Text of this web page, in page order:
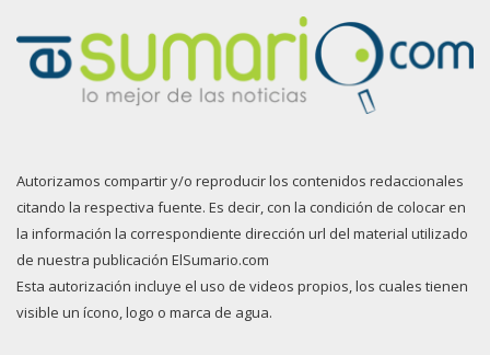
Autorizamos compartir y/o reproducir los contenidos redaccionales
citando la respectiva fuente. Es decir, con la condición de colocar en
la información la correspondiente dirección url del material utilizado
de nuestra publicación ElSumario.com
Esta autorización incluye el uso de videos propios, los cuales tienen
visible un ícono, logo o marca de agua.